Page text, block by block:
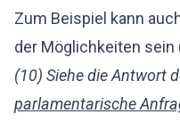
Zum Beispiel kann
der Möglichkeiten sein
(10) Siehe die Antwort
parlamentarische